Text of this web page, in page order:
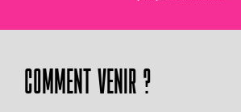
COMMENT VENIR ?